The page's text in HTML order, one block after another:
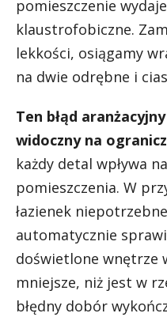
pomieszczenie
klaustrofobiczne.
lekkości, osiągamy
na dwie odrębne i
Ten błąd
widoczny na
każdy detal wpływa
pomieszczenia. W
łazienek
automatycznie
doświetlone wnętrze
mniejsze, niż jest w
błędny dobór